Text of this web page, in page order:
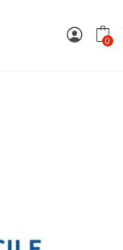
0
Attivare